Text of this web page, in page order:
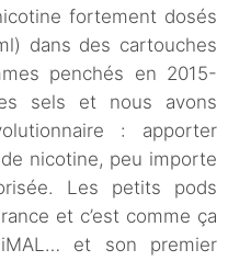
fortement dosés
dans des cartouches
penchés en 2015-
sels et nous avons
: apporter
nicotine, peu importe
Les petits pods
et c’est comme ça
et son premier